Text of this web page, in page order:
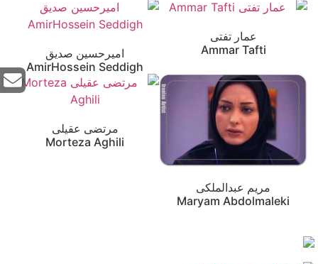
عمار تفتی
Ammar Tafti
امیرحسین صدیق
AmirHossein Seddigh
مریم عبدالملکی
Maryam Abdolmaleki
مرتضی عقیلی
Morteza Aghili